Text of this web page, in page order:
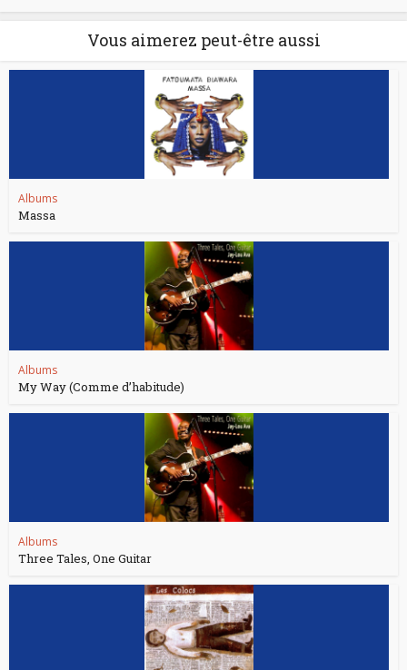
Vous aimerez peut-être aussi
Albums
Massa
Albums
My Way (Comme d’habitude)
Albums
Three Tales, One Guitar